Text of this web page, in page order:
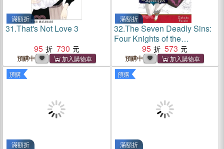
滿額折
31.That's Not Love 3
95
730
預購中
滿額折
32.The Seven Deadly Sins:
Four Knights of the
Apocalypse 23
95 573
預購中
預購
滿額折
預購
滿額折